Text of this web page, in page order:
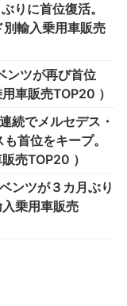
りに首位復活。
輸入乗用車販売
ンツが再び首位
車販売TOP20 ）
続でメルセデス・
首位をキープ。
売TOP20 ）
ンツが３カ月ぶり
乗用車販売